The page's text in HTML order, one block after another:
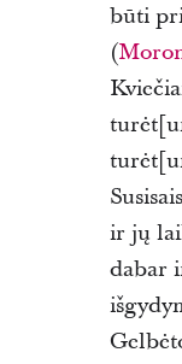
būti
(
ir jų
dabar